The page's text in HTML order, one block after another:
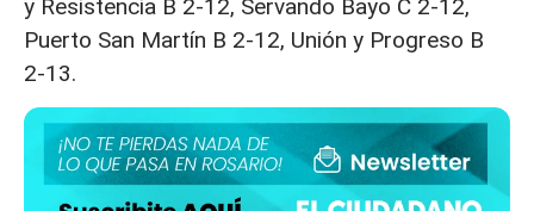
y Resistencia B 2-12, Servando Bayo C 2-12,
Puerto San Martín B 2-12, Unión y Progreso B
2-13.